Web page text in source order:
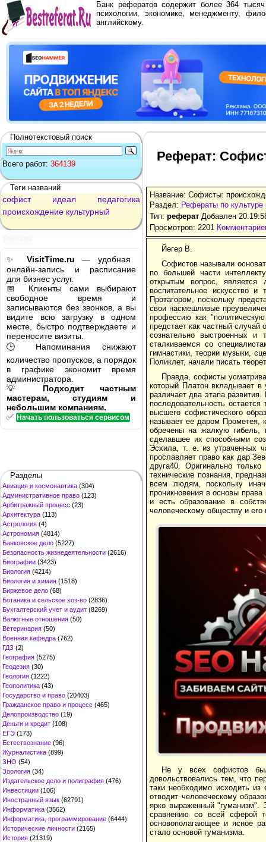
Банк рефератов содержит более 364
психологии, экономике, менеджменту,
английскому.
Полнотекстовый поиск
Всего работ: 364139
Теги названий
софист идеал
педагогика
происхождение культурный
✨ VisitTime.ru — удобная
онлайн-запись и расписание
для бизнес услуг.
📅 Клиенты сами выбирают
свободное время и
записываются без звонков, а вы
видите всю загрузку в одном
месте, быстро подтверждаете и
переносите визиты.
🕒 Напоминания снижают
количество пропусков, а порядок
в графике экономит время
администратора.
💡 Подходит частным
мастерам, студиям и
небольшим компаниям.
✅ Начать пользоваться сервисом
Разделы
Авиация и космонавтика (304)
Административное право (123)
Арбитражный процесс (23)
Архитектура (113)
Астрология (4)
Астрономия (4814)
Банковское дело (5227)
Безопасность жизнедеятельности (2616)
Биографии (3423)
Биология (4214)
Биология и химия (1518)
Биржевое дело (68)
Ботаника и сельское хоз-во (2836)
Бухгалтерский учет и аудит (8269)
Валютные отношения (50)
Ветеринария (50)
Военная кафедра (762)
ГДЗ (2)
География (5275)
Геодезия (30)
Геология (1222)
Геополитика (43)
Государство и право (20403)
Гражданское право и процесс (465)
Делопроизводство (19)
Деньги и кредит (108)
ЕГЭ (173)
Естествознание (96)
Журналистика (899)
ЗНО (54)
Зоология (34)
Издательское дело и полиграфия (476)
Инвестиции (106)
Иностранный язык (62791)
Информатика (3562)
Информатика, программирование (6444)
Исторические личности (2165)
История (21319)
Реферат:
Название: Софисты:
Раздел: Рефераты по культуре
Тип: реферат Добавлен
Просмотров: 2201
Йегер В.
Софистов называли
по большей части
открытым вопрос,
воспитательное искусство
Протагором, поскольку
свои насмешливые
профессию как
предстает как частный случай
сознательно выстроенных и
сталкиваемся со
гимнастики, теории музыки,
Поликлет, начали писать
Правда, софисты
который Платон вкладывает в
различает два этапа
последовательность
высшего софистического
называет ее даром Прометея,
обречены на жалкую гибель,
сделавшее их способными
Эсхила, т. е. из утраченных
прославляет право как дар
друга40. Оригинально
технические познания,
всем людям, поскольку
проникновения в основы
и есть образование в
человеческому обществу и его
Не у всех софистов
довольствовались тем, что
таки необходимо исходить из
отводит человеческому
ярко выраженный "гуманизм".
сравнению со всей сферой
основополагающее и ясное
стало основой гуманизма.